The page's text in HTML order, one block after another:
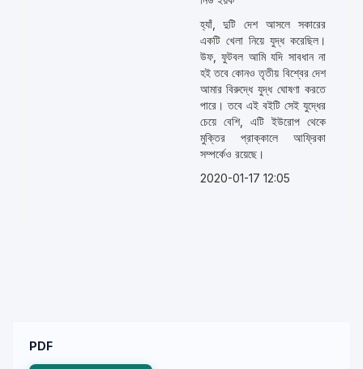
হ্যাঁ, দুটি দেশ আসলে সকারের
একটি খেলা নিয়ে যুদ্ধ করেছিল।
উফ, ফুটবল আমি যদি সাবধান না
হই তবে কোনও তৃতীয় বিশ্বের দেশ
আমার বিরুদ্ধে যুদ্ধ ঘোষণা করতে
পারে। তবে এই বইটি সেই যুদ্ধের
চেয়ে বেশি, এটি ইউরোপ থেকে
মুক্তির প্রাক্কালে আফ্রিকা
সম্পর্কেও রয়েছে।
2020-01-17 12:05
PDF